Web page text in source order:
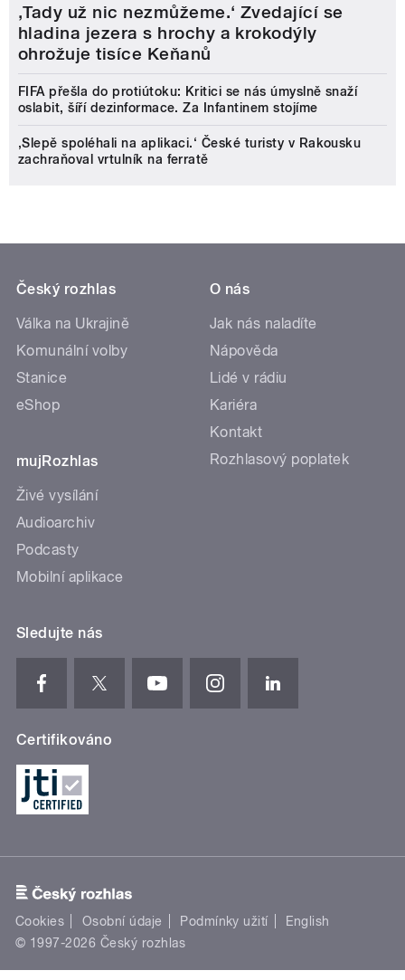
‚Tady už nic nezmůžeme.‘ Zvedající se
hladina jezera s hrochy a krokodýly
ohrožuje tisíce Keňanů
FIFA přešla do protiútoku: Kritici se nás úmyslně snaží
oslabit, šíří dezinformace. Za Infantinem stojíme
‚Slepě spoléhali na aplikaci.‘ České turisty v Rakousku
zachraňoval vrtulník na ferratě
Český rozhlas
Válka na Ukrajině
Komunální volby
Stanice
eShop
mujRozhlas
Živé vysílání
Audioarchiv
Podcasty
Mobilní aplikace
O nás
Jak nás naladíte
Nápověda
Lidé v rádiu
Kariéra
Kontakt
Rozhlasový poplatek
Sledujte nás
Certifikováno
Cookies Osobní údaje Podmínky užití
English
© 1997-2026 Český rozhlas